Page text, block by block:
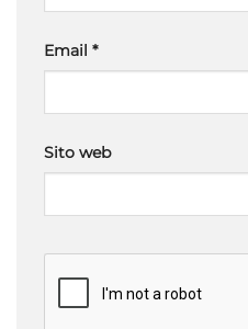
Email *
Sito web